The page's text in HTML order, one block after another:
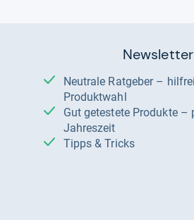
Newsletter
Neutrale Ratgeber – hilfreich für Ihre
Produktwahl
Gut getestete Produkte – passend zur
Jahreszeit
Tipps & Tricks